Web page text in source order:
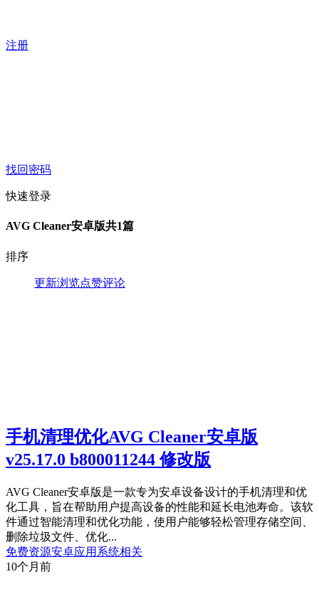
注册
找回密码
快速登录
AVG Cleaner安卓版共1篇
排序
更新浏览点赞评论
手机清理优化AVG Cleaner安卓版
v25.17.0 b800011244 修改版
AVG Cleaner安卓版是一款专为安卓设备设计的手机清理和优
化工具，旨在帮助用户提高设备的性能和延长电池寿命。该软
件通过智能清理和优化功能，使用户能够轻松管理存储空间、
删除垃圾文件、优化...
免费资源安卓应用 系统相关
10个月前